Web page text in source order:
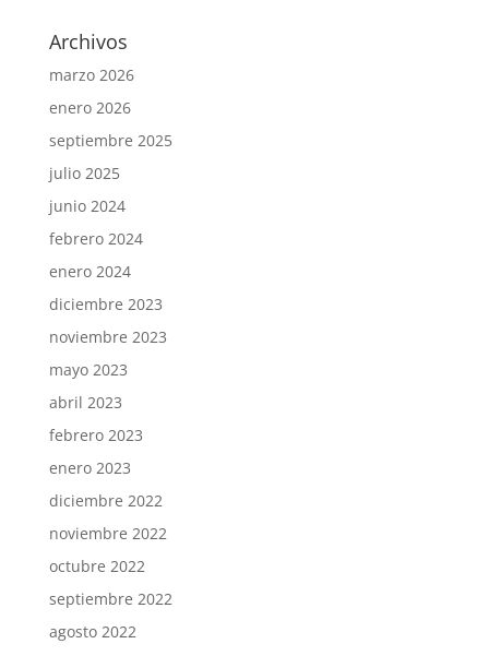
Archivos
marzo 2026
enero 2026
septiembre 2025
julio 2025
junio 2024
febrero 2024
enero 2024
diciembre 2023
noviembre 2023
mayo 2023
abril 2023
febrero 2023
enero 2023
diciembre 2022
noviembre 2022
octubre 2022
septiembre 2022
agosto 2022